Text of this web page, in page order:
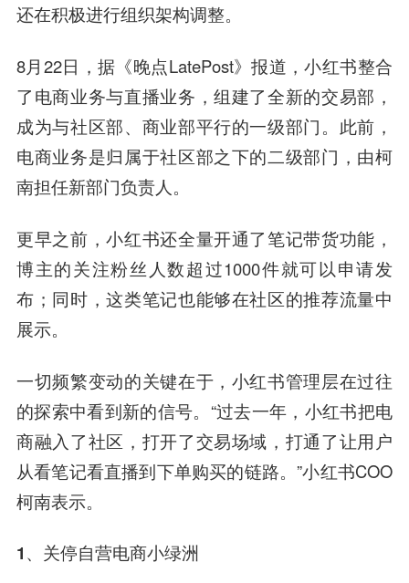
还在积极进行组织架构调整。
8月22日，据《晚点LatePost》报道，小红书整合
了电商业务与直播业务，组建了全新的交易部，
成为与社区部、商业部平行的一级部门。此前，
电商业务是归属于社区部之下的二级部门，由柯
南担任新部门负责人。
更早之前，小红书还全量开通了笔记带货功能，
博主的关注粉丝人数超过1000件就可以申请发
布；同时，这类笔记也能够在社区的推荐流量中
展示。
一切频繁变动的关键在于， 小红书管理层在过往
的探索中看到新的信号。 “过去一年，小红书把电
商融入了社区，打开了交易场域，打通了让用户
从看笔记看直播到下单购买的链路。”小红书COO
柯南表示。
1、关停自营电商小绿洲